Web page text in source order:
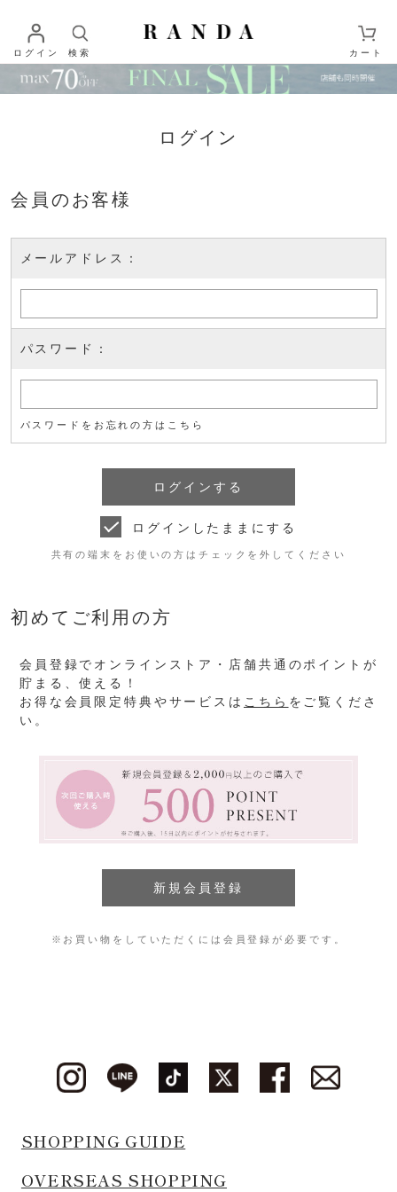
ログイン 検索 カート
ログイン
会員のお客様
メールアドレス：
パスワード：
パスワードをお忘れの方はこちら
ログインしたままにする
共有の端末をお使いの方はチェックを外してください
初めてご利用の方
会員登録でオンラインストア・店舗共通のポイントが
貯まる、使える！
お得な会員限定特典やサービスは こちら をご覧くださ
い。
※お買い物をしていただくには会員登録が必要です。
SHOPPING GUIDE
OVERSEAS SHOPPING